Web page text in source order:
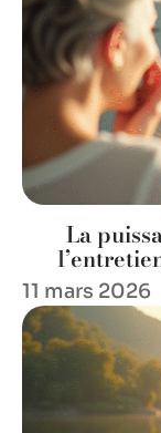
La
11 mars 2026